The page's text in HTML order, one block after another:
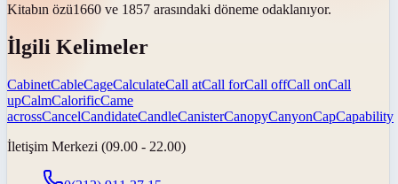
Kitabın özü1660 ve 1857 arasındaki döneme odaklanıyor.
İlgili Kelimeler
CabinetCableCageCalculateCall atCall forCall offCall onCall
upCalmCalorificCame
acrossCancelCandidateCandleCanisterCanopyCanyonCapCapability
İletişim Merkezi (09.00 - 22.00)